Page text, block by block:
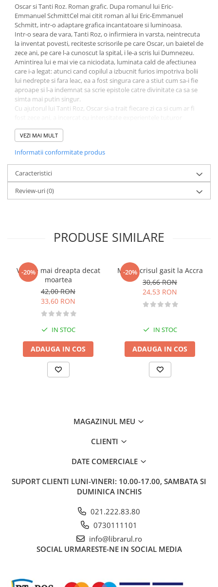
Sa nu razi :((
Drept
Legislatie
Fictiune
Actiune si Aventura
Actiune,aventura
Clasici
Crime, Thriller, Mistery
Fantasy
Literatura de divertisment
Literatura romana
Memorii si jurnale
Moderna, contemporana
Poezie, teatru
Publicistica, eseu
Filologie
Filosofie
Filosofie, Stiinte
Gastronomie
Alimentatie vegetariana
Arte si tehnici culinare
Bauturi si cocktailuri
Bucatari celebri
Carti de bucate
Carti de colorat pentru adulti
Hobby
Al Doilea Razboi Mondial
Istoria comunismului
Oscar si Tanti Roz. Roman grafic. Dupa romanul lui Eric-
Emmanuel SchmittCel mai citit roman al lui Eric-Emmanuel
Schmitt, intr-o adaptare grafica incantatoare si luminoasa.
Intr-o seara de vara, Tanti Roz, o infirmiera in varsta, neintrecuta
la inventat povesti, reciteste scrisorile pe care Oscar, un baietel de
zece ani, pe care l-a cunoscut la spital, i le-a scris lui Dumnezeu.
Amintirea lui e mai vie ca niciodata, luminata cald de afectiunea
care i-a legat: atunci cand copilul a izbucnit furios impotriva bolii
lui nedrepte si fara leac, ea a fost singura care a stiut cum sa-i fie
aproape si l-a indemnat sa scrie epistole catre divinitate ca sa se
simta mai putin singur.
Cu ajutorul lui Tanti Roz, Oscar si-a trait fiecare zi ca si cum ar fi
varstelor, a invatat, printre rasete si uneori lacrimi, ca viata e
miraculoasa, ca binele si raul nu sunt absolute si ca orice sfarsit e
VEZI MAI MULT
Informatii conformitate produs
Caracteristici
Review-uri(0)
PRODUSE SIMILARE
-20%
Viata e mai dreapta decat
moartea
42,00 RON
33,60 RON
IN STOC
ADAUGA IN COS
-20%
Manuscrisul gasit la Accra
30,66 RON
24,53 RON
IN STOC
ADAUGA IN COS
MAGAZINUL MEU
CLIENTI
DATE COMERCIALE
SUPORT CLIENTI LUNI-VINERI: 10.00-17.00, SAMBATA SI
DUMINICA INCHIS
021.222.83.80
0730111101
info@librarul.ro
SOCIAL URMARESTE-NE IN SOCIAL MEDIA